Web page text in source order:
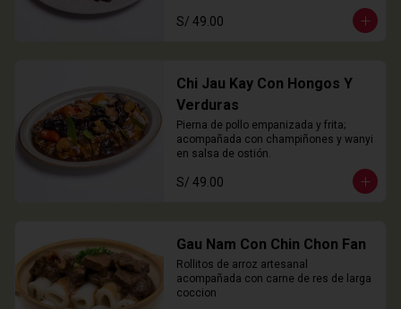
S/ 49.00
Chi Jau Kay Con Hongos Y
Verduras
Pierna de pollo empanizada y frita;
acompañada con champiñones y wanyi
en salsa de ostión.
S/ 49.00
Gau Nam Con Chin Chon Fan
Rollitos de arroz artesanal
acompañada con carne de res de larga
coccion